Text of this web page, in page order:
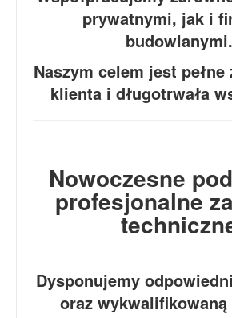
prywatnymi, jak i
budowlanymi.
Naszym celem jest
klienta i długotrwała
Nowoczesne
profesjonalne
Dysponujemy
oraz wykwalifikowaną